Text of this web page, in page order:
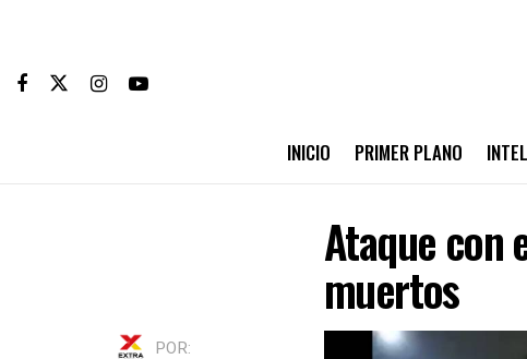
INICIO PRIMER PLANO
Ataque con
muertos
POR: